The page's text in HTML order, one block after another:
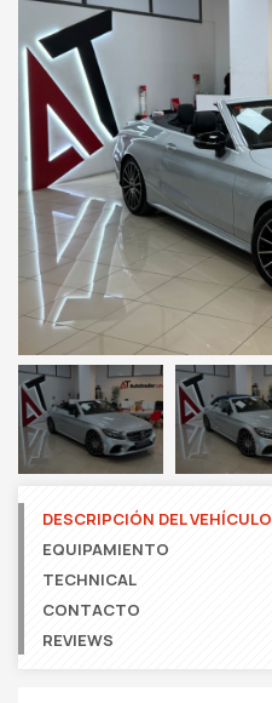
DESCRIPCIÓN DEL VEHÍCULO
EQUIPAMIENTO
TECHNICAL
CONTACTO
REVIEWS